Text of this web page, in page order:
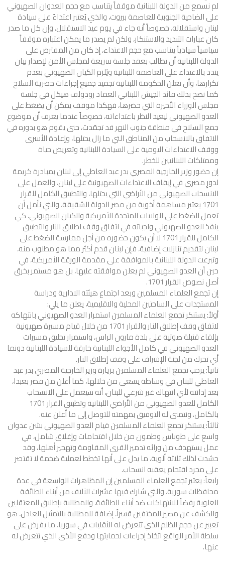
لم نسمع من الدولة اللبنانية موقفاً يتناسب مع حجم العدوان الصهيوني
على الضاحية الجنوبية للعاصمة بيروت، والذي يُعتبر اعتداءً على سيادة
لبنان واستقلاله، خصوصاً أنه جاء في يوم عيد الاستقلال، وإن كل ما صدر
كان عبارات التنديد والاستنكار، ولكن لم يصدر ما يمكن اعتباره موقفاً
سياسياً سيادياً يتناسب مع حجم الاعتداء، إذ كان من المفترض على
الدولة اللبنانية أن تطالب بعقد جلسة سريعة لمجلس الأمن لإصدار بيان
يندد بالاعتداء على العاصمة اللبنانية ويُلزم الكيان الصهيوني بعدم
تكرارها، وأن تعلن الحكومة اللبنانية تجميد جميع إجراءات حصرية السلاح
كما نصح بذلك قائد الجيش اللبناني العماد رودولف هيكل في جلسة
مجلس الوزراء الأخيرة التي حضرها، فهكذا موقف يمكن أن يضغط على
العدو الصهيوني ليعيد النظر باعتداءاته، خصوصاً عندما يعرف أن موضوع
جمع السلاح في منطقة جنوب النهر قد تجمّدت، حتى يقوم هو بدوره في
الاتفاق بالانسحاب من المناطق التي ما زال يحتلها، وإعادة الأسرى
ووقف الاعتداءات اليومية على السيادة اللبنانية وتعريض حياة
وممتلكات اللبنانيين للخطر.
إن حضور وزير الخارجية المصري بدر عبد العاطي إلى لبنان بمبادرة كريمة
لدورٍ مصري في إيقاف الاعتداءات الصهيونية على لبنان، والعمل على
الانسحاب الصهيوني من الأراضي التي يحتلها، والتطبيق الكامل للقرار
1701 يعتبر مساهمة أخوية من مصر الدولة الشقيقة، والتي نأمل أن
تعمل للضغط على الولايات المتحدة الأمريكية والكيان الصهيوني، كي
ينفذ العدو الصهيوني واجباته في اتفاق وقف اطلاق النار والتطبيق
الكامل للقرار 1701 لا أن يكون حضوره من أجل ممارسة الضغط على
لبنان لتقديم تنازلات إضافية، فإن لبنان قدم أكثر مما هو مطلوب منه،
وتبرعت الدولة اللبنانية بالموافقة على مقدمة الورقة الأمريكية، في
حين أن العدو الصهيوني لم يعلن موافقته عليها، بل هو مستمر بخرق
أصل نصوص القرار 1701.
إن تجمع العلماء المسلمين وبعد اجتماع هيئته الادارية ودراسة
المستجدات على الساحتين المحلية والاقليمية، يعلن ما يلي:
أولاً: يستنكر تجمع العلماء المسلمين استمرار العدو الصهيوني بانتهاكه
لاتفاق وقف إطلاق النار والقرار 1701 من خلال قيام مسيرة صهيونية
بإلقاء قنبلة صوتية على بلدة مارون الراس، واستمرار تحليق مسيرات
العدو الصهيوني في كامل الأجواء اللبنانية خارقة للسيادة اللبنانية دونما
أي تحرك من لجنة الإشراف على وقف إطلاق النار.
ثانياً: يرحب تجمع العلماء المسلمين بزيارة وزير الخارجية المصري بدر عبد
العاطي للبنان في وساطة يسعى من خلالها، كما أعلن من قصر بعبدا،
بعد إدانته لأي انتهاك غير شرعي للبنان، أنه سيعمل على الانسحاب
الكامل للعدو الصهيوني من الأراضي اللبنانية وتطبيق القرار 1701
بالكامل، ونتمنى له التوفيق بمهمته للتوصل إلى ما أعلن عنه.
ثالثاً: يستنكر تجمع العلماء المسلمين قيام العدو الصهيوني بشن عدوان
واسع على طوباس وطمون من خلال اقتحامات وإغلاق شامل، في
عمل يستهدف من ورائه تدمير القرى المقاومة وتهجير أهلها، وقد
حشدت لذلك ثلاثة ألوية، ما يدل على أنها تخطط لعملية ضخمة لا تقتصر
على مجرد اقتحام يعقبه انسحاب.
رابعاً: يعتبر تجمع العلماء المسلمين إن المظاهرات الواسعة في عدة
محافظات سورية، والتي شارك فيها عشرات الآلاف من أبناء الطائفة
العلوية رفضاً للانتهاكات ضد أبناء الطائفة، والمطالبة بإطلاق المعتقلين
والكشف عن مصير المختفين قسراً، إضافة للمطالبة بالتمثيل العادل، هو
تعبير عن حجم الظلم الذي تتعرض له الأقليات في سوريا، ما يفرض على
سلطة الأمر الواقع اتخاذ إجراءات لحمايتها ودفع الأذى الذي تتعرض له
عنها.